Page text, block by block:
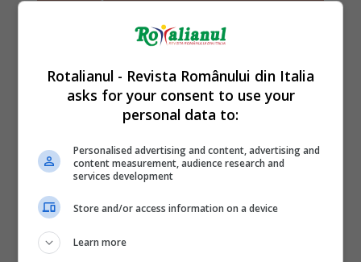
Rotalianul - Revista Românului din Italia
asks for your consent to use your
personal data to:
Personalised advertising and content, advertising and
content measurement, audience research and
services development
Store and/or access information on a device
Learn more